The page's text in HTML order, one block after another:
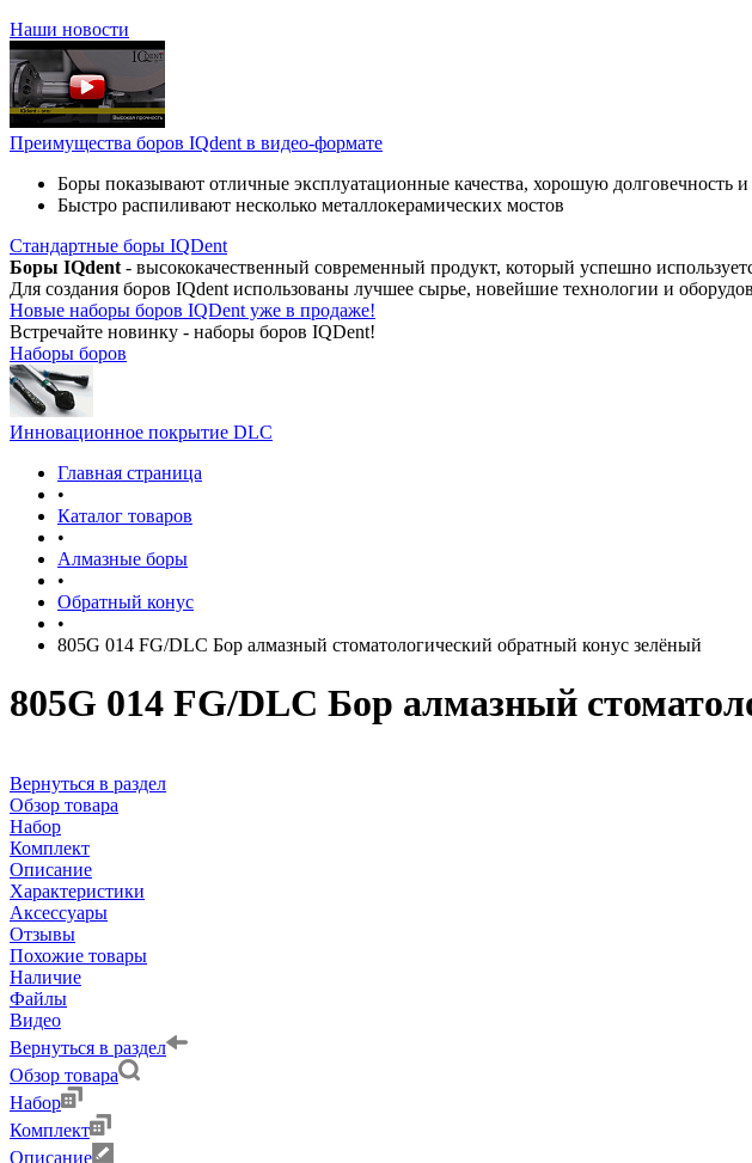
Наши новости
Преимущества боров IQdent в видео-формате
Боры показывают отличные эксплуатационные качества, хорошую долговечность
Быстро распиливают несколько металлокерамических мостов
Стандартные боры IQDent
Боры IQdent - высококачественный современный продукт, который успешно
Для создания боров IQdent использованы лучшее сырье, новейшие технологии и
Новые наборы боров IQDent уже в продаже!
Встречайте новинку - наборы боров IQDent!
Наборы боров
Инновационное покрытие DLC
Главная страница
•
Каталог товаров
•
Алмазные боры
•
Обратный конус
•
805G 014 FG/DLC Бор алмазный стоматологический обратный конус зелёный
805G 014 FG/DLC Бор алмазный
Вернуться в раздел
Обзор товара
Набор
Комплект
Описание
Характеристики
Аксессуары
Отзывы
Похожие товары
Наличие
Файлы
Видео
Вернуться в раздел
Обзор товара
Набор
Комплект
Описание